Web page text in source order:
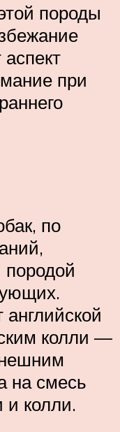
породы
при
по
колли —
на смесь
и колли.